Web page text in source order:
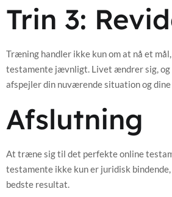
Trin 3:
Træning handler ikke kun om at nå et
testamente jævnligt. Livet ændrer sig, og
afspejler din nuværende situation og dine
Afslutning
At træne sig til det perfekte online
testamente ikke kun er juridisk
bedste resultat.